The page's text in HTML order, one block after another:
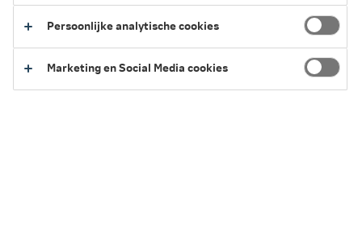
2025
Terug naar het overzicht van vergoedingen
Persoonlijke analytische cookies
Marketing en Social Media cookies